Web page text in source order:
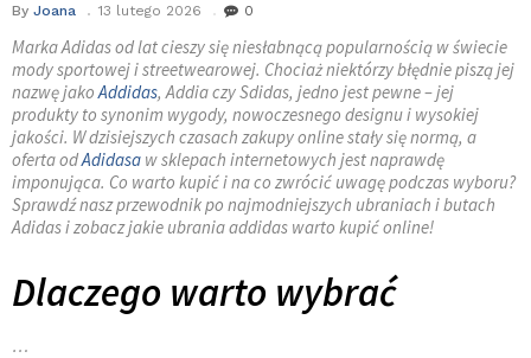
By Joana 13 lutego 2026 0
Marka Adidas od lat cieszy się niesłabnącą popularnością w świecie
mody sportowej i streetwearowej. Chociaż niektórzy błędnie piszą jej
nazwę jakoAddidas, Addia czy Sdidas, jedno jest pewne – jej
produkty to synonim wygody, nowoczesnego designu i wysokiej
jakości. W dzisiejszych czasach zakupy online stały się normą, a
oferta odAdidasa w sklepach internetowych jest naprawdę
imponująca. Co warto kupić i na co zwrócić uwagę podczas wyboru?
Sprawdź nasz przewodnik po najmodniejszych ubraniach i butach
Adidas i zobacz jakie ubrania addidas warto kupić online!
Dlaczego warto wybrać
…